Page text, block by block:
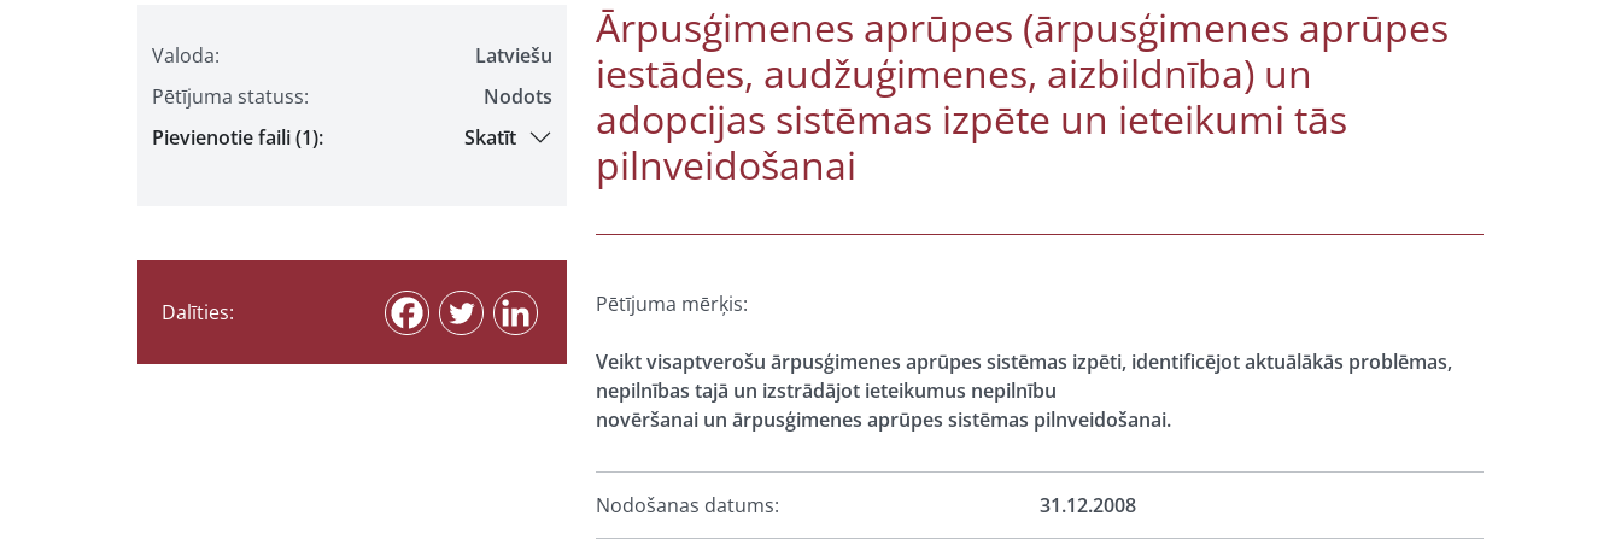
Valoda:
Latviešu
Pētījuma statuss:
Nodots
Pievienotie faili (1):
Skatīt
Dalīties:
Ārpusģimenes aprūpes (ārpusģimenes aprūpes
iestādes, audžuģimenes, aizbildnība) un
adopcijas sistēmas izpēte un ieteikumi tās
pilnveidošanai
Pētījuma mērķis:
Veikt visaptverošu ārpusģimenes aprūpes sistēmas izpēti, identificējot aktuālākās problēmas,
nepilnības tajā un izstrādājot ieteikumus nepilnību
novēršanai un ārpusģimenes aprūpes sistēmas pilnveidošanai.
Nodošanas datums: 31.12.2008